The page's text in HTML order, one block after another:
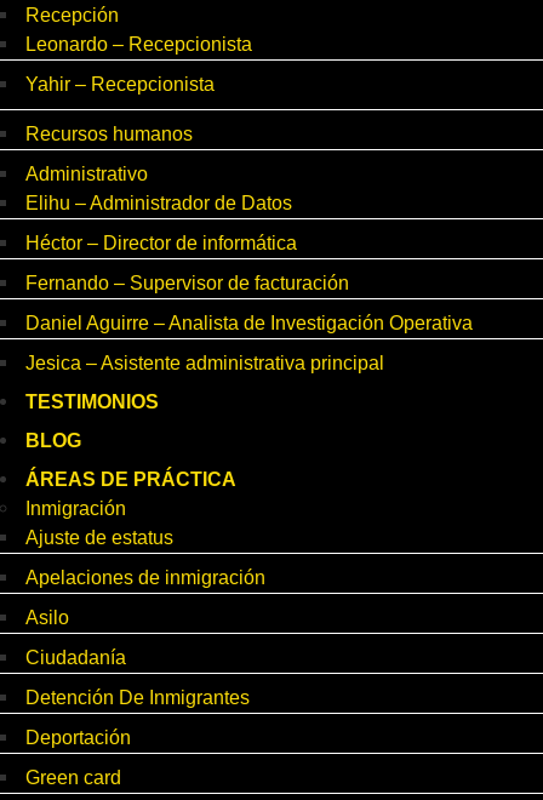
Recepción
Leonardo – Recepcionista
Yahir – Recepcionista
Recursos humanos
Administrativo
Elihu – Administrador de Datos
Héctor – Director de informática
Fernando – Supervisor de facturación
Daniel Aguirre – Analista de Investigación Operativa
Jesica – Asistente administrativa principal
TESTIMONIOS
BLOG
ÁREAS DE PRÁCTICA
Inmigración
Ajuste de estatus
Apelaciones de inmigración
Asilo
Ciudadanía
Detención De Inmigrantes
Deportación
Green card